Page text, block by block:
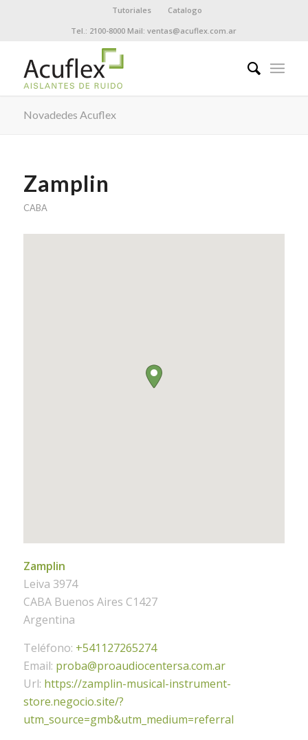
Tutoriales
Catalogo
Tel.: 2100-8000 Mail: ventas@acuflex.com.ar
Novadedes Acuflex
Zamplin
CABA
Zamplin
Leiva 3974
CABA Buenos Aires C1427
Argentina
Teléfono: +541127265274
Email: proba@proaudiocentersa.com.ar
Url: https://zamplin-musical-instrument-
store.negocio.site/?
utm_source=gmb&utm_medium=referral